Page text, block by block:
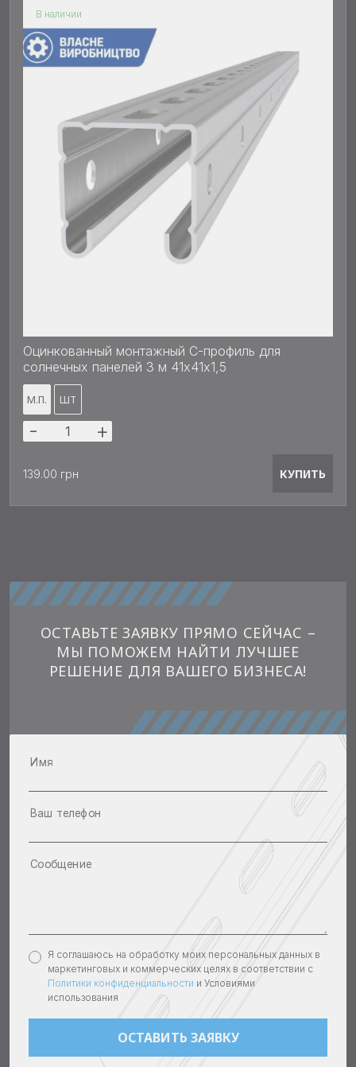
В наличии
Оцинкованный монтажный С-профиль для
солнечных панелей 3 м 41х41x1,5
М.П. ШТ
- +
139.00 грн КУПИТЬ
ОСТАВЬТЕ ЗАЯВКУ ПРЯМО СЕЙЧАС –
МЫ ПОМОЖЕМ НАЙТИ ЛУЧШЕЕ
РЕШЕНИЕ ДЛЯ ВАШЕГО БИЗНЕСА!
Имя
Ваш телефон
Сообщение
Я соглашаюсь на обработку моих персональных данных в
маркетинговых и коммерческих целях в соответствии с
Политики конфиденциальности и Условиями
использования